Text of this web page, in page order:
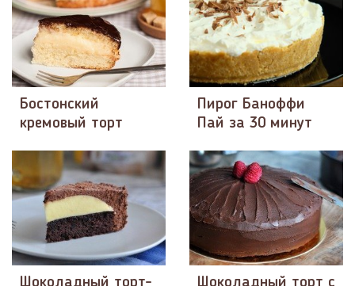
Бостонский
кремовый торт
Пирог Баноффи
Пай за 30 минут